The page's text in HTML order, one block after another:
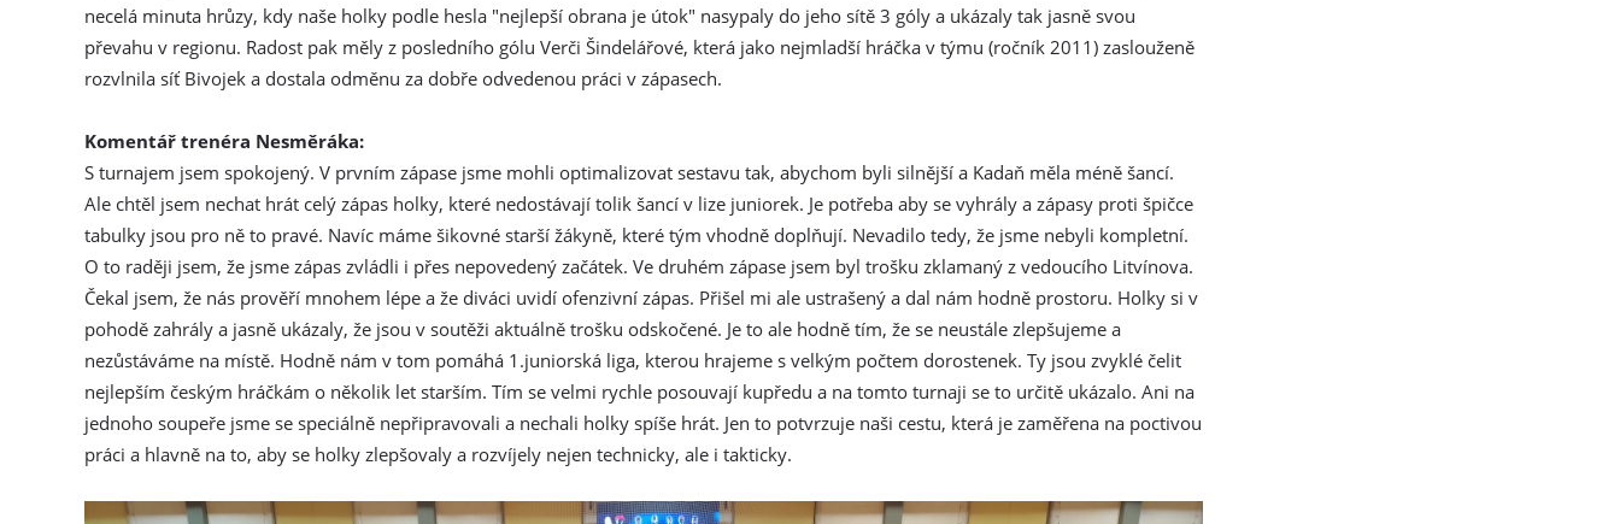
necelá minuta hrůzy, kdy naše holky podle hesla "nejlepší obrana je útok" nasypaly do jeho sítě 3 góly a ukázaly tak jasně svou
převahu v regionu. Radost pak měly z posledního gólu Verči Šindelářové, která jako nejmladší hráčka v týmu (ročník 2011) zaslouženě
rozvlnila síť Bivojek a dostala odměnu za dobře odvedenou práci v zápasech.
Komentář trenéra Nesměráka:
S turnajem jsem spokojený. V prvním zápase jsme mohli optimalizovat sestavu tak, abychom byli silnější a Kadaň měla méně šancí.
Ale chtěl jsem nechat hrát celý zápas holky, které nedostávají tolik šancí v lize juniorek. Je potřeba aby se vyhrály a zápasy proti špičce
tabulky jsou pro ně to pravé. Navíc máme šikovné starší žákyně, které tým vhodně doplňují. Nevadilo tedy, že jsme nebyli kompletní.
O to raději jsem, že jsme zápas zvládli i přes nepovedený začátek. Ve druhém zápase jsem byl trošku zklamaný z vedoucího Litvínova.
Čekal jsem, že nás prověří mnohem lépe a že diváci uvidí ofenzivní zápas. Přišel mi ale ustrašený a dal nám hodně prostoru. Holky si v
pohodě zahrály a jasně ukázaly, že jsou v soutěži aktuálně trošku odskočené. Je to ale hodně tím, že se neustále zlepšujeme a
nezůstáváme na místě. Hodně nám v tom pomáhá 1.juniorská liga, kterou hrajeme s velkým počtem dorostenek. Ty jsou zvyklé čelit
nejlepším českým hráčkám o několik let starším. Tím se velmi rychle posouvají kupředu a na tomto turnaji se to určitě ukázalo. Ani na
jednoho soupeře jsme se speciálně nepřipravovali a nechali holky spíše hrát. Jen to potvrzuje naši cestu, která je zaměřena na poctivou
práci a hlavně na to, aby se holky zlepšovaly a rozvíjely nejen technicky, ale i takticky.